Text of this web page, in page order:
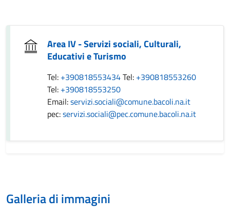
Area IV - Servizi sociali, Culturali,
Educativi e Turismo
Tel: +390818553434Tel: +390818553260
Tel: +390818553250
Email:servizi.sociali@comune.bacoli.na.it
pec:servizi.sociali@pec.comune.bacoli.na.it
Galleria di immagini